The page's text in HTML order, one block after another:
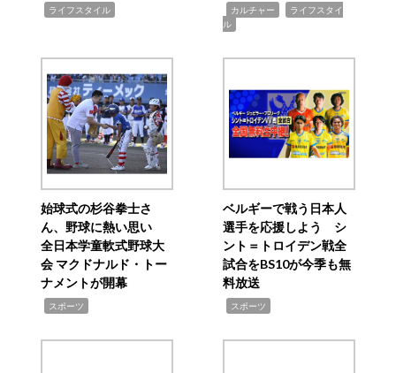
ライフスタイル カルチャー
ライフスタイ
ル
始球式の杉谷拳士さ
ん、野球に熱い思い
全日本学童軟式野球大
会 マクドナルド・トー
ナメントが開幕
スポーツ
ベルギーで戦う日本人
選手を応援しよう シ
ント＝トロイデン戦全
試合をBS10が今季も無
料放送
スポーツ